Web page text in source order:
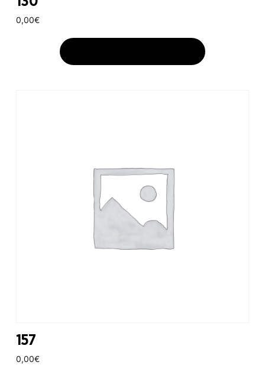
0,00€
157
0,00€